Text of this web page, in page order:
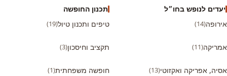
יעדים לנופש בחו״ל
אירופה(14)
אמריקה(11)
אסיה, אפריקה ואקזוטי(13)
תכנון החופשה
טיפים ותכנון טיול(19)
תקציב וחיסכון(3)
חופשה משפחתית(1)